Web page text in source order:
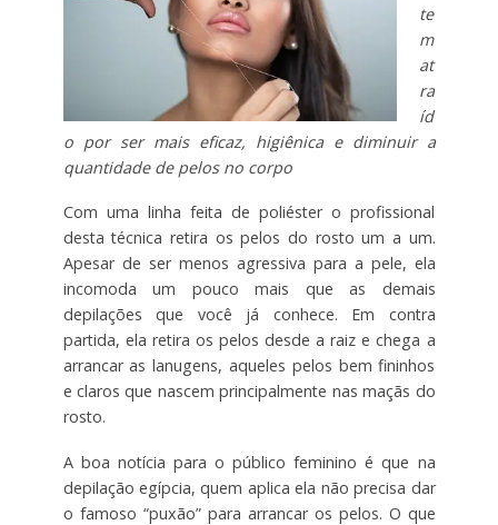
te
m
at
ra
íd
o por ser mais eficaz, higiênica e diminuir a
quantidade de pelos no corpo
Com uma linha feita de poliéster o profissional
desta técnica retira os pelos do rosto um a um.
Apesar de ser menos agressiva para a pele, ela
incomoda um pouco mais que as demais
depilações que você já conhece. Em contra
partida, ela retira os pelos desde a raiz e chega a
arrancar as lanugens, aqueles pelos bem fininhos
e claros que nascem principalmente nas maçãs do
rosto.
A boa notícia para o público feminino é que na
depilação egípcia, quem aplica ela não precisa dar
o famoso “puxão” para arrancar os pelos. O que